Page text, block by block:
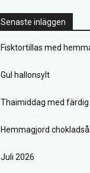
Senaste inläggen
Fisktortillas med
Gul hallonsylt
Thaimiddag med
Hemmagjord
Juli 2026